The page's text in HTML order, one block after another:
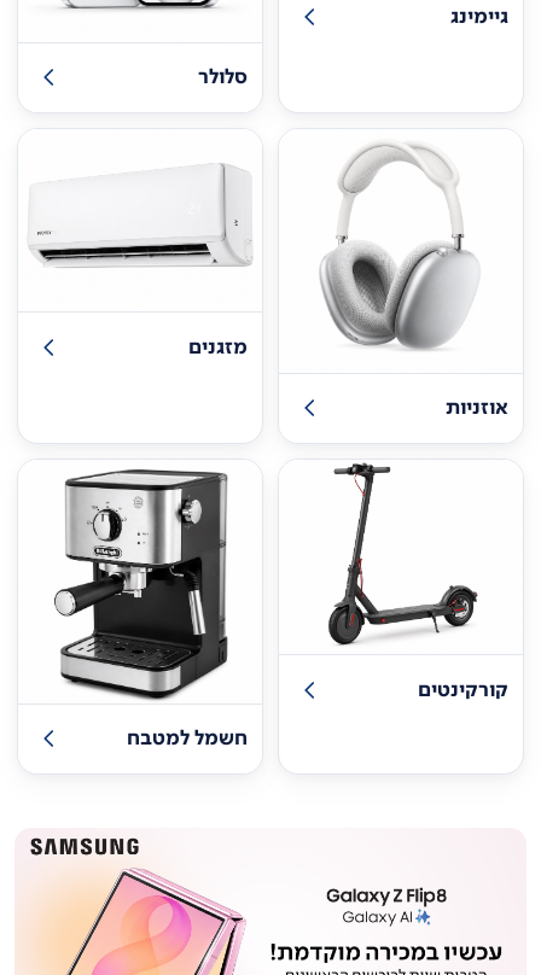
גיימינג
סלולר
אוזניות
מזגנים
קורקינטים
חשמל למטבח